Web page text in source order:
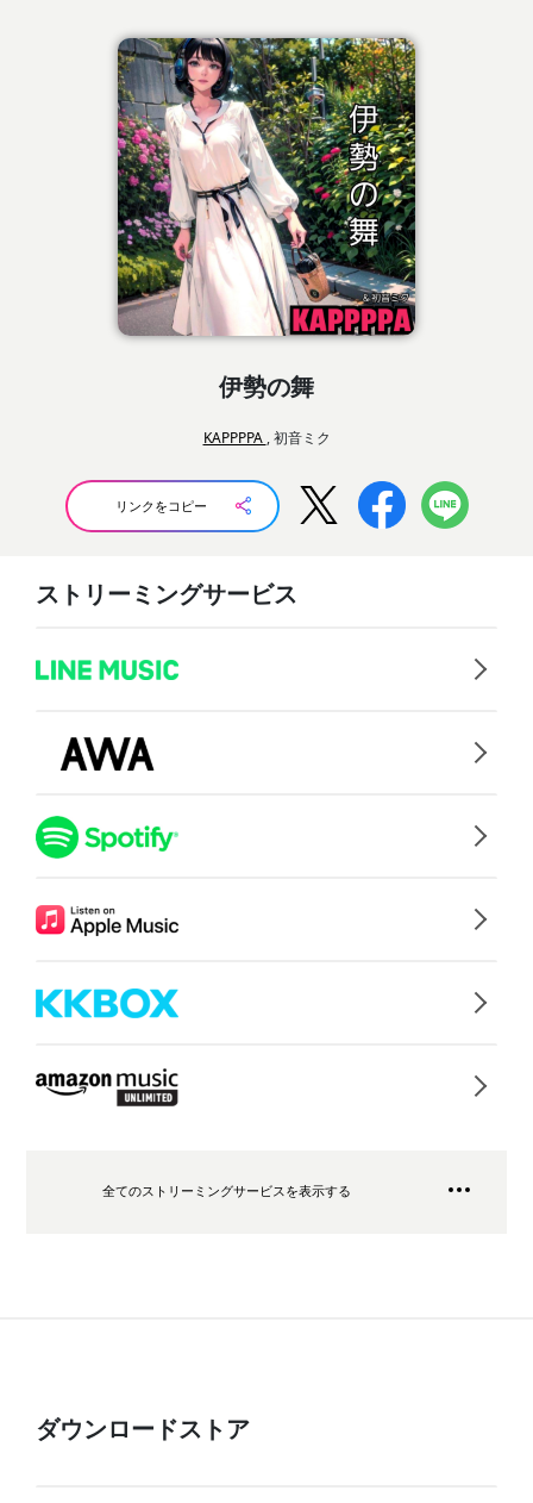
伊勢の舞
KAPPPPA , 初音ミク
リンクをコピー
ストリーミングサービス
全てのストリーミングサービスを表示する
ダウンロードストア